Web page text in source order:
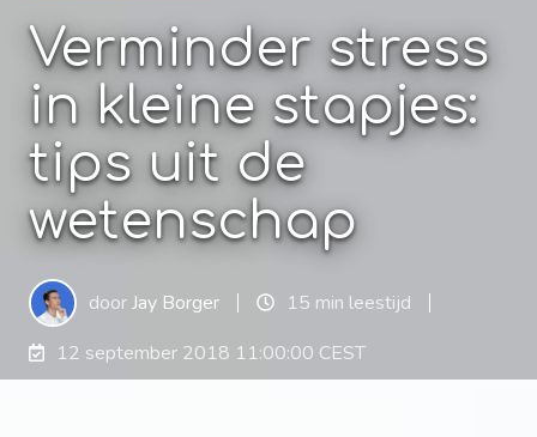
Verminder stress
in kleine stapjes:
tips uit de
wetenschap
doorJay Borger
15 min leestijd
12 september 2018 11:00:00 CEST